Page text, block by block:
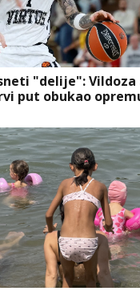
"delije":
put obukao